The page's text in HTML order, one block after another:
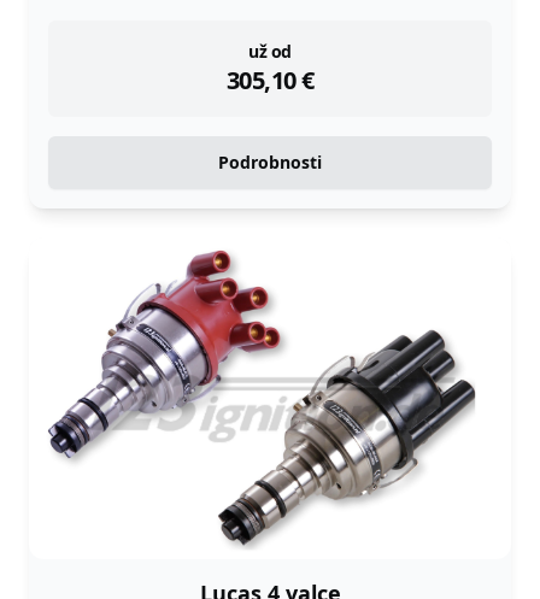
už od
305,10€
instock
Podrobnosti
Lucas 4 valce